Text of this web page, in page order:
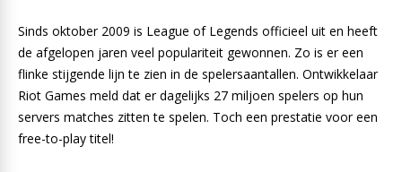
Sinds oktober 2009 is League of Legends officieel uit en heeft
de afgelopen jaren veel populariteit gewonnen. Zo is er een
flinke stijgende lijn te zien in de spelersaantallen. Ontwikkelaar
Riot Games meld dat er dagelijks 27 miljoen spelers op hun
servers matches zitten te spelen. Toch een prestatie voor een
free-to-play titel!